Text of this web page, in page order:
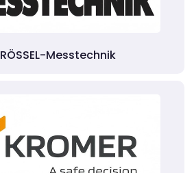
RÖSSEL-Messtechnik